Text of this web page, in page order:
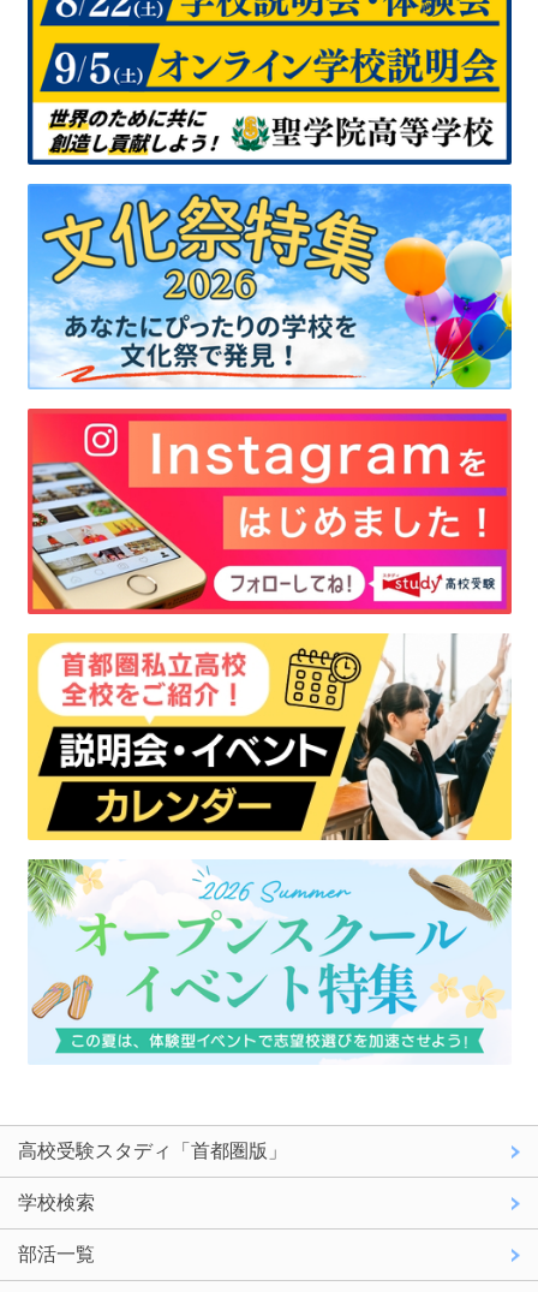
高校受験スタディ「首都圏版」
学校検索
部活一覧